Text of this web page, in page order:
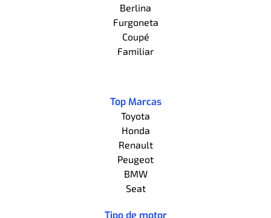
Berlina
Furgoneta
Coupé
Familiar
Top Marcas
Toyota
Honda
Renault
Peugeot
BMW
Seat
Tipo de motor